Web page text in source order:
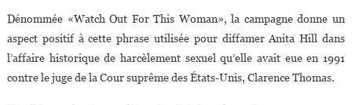
Dénommée «Watch Out For This Woman», la campagne donne un
aspect positif à cette phrase utilisée pour diffamer Anita Hill dans
l’affaire historique de harcèlement sexuel qu’elle avait eue en 1991
contre le juge de la Cour suprême des États-Unis, Clarence Thomas.